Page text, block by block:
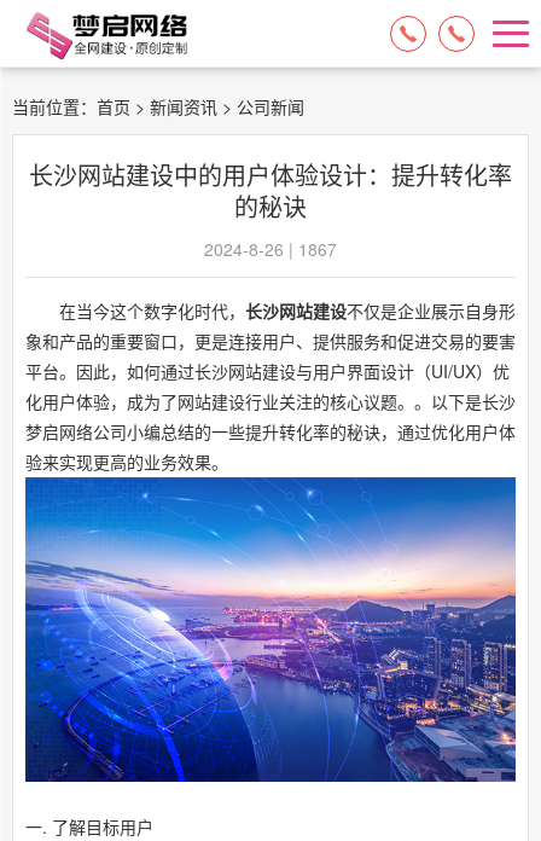
15084717329
当前位置： 首页 > 新闻资讯 > 公司新闻
长沙网站建设中的用户体验设计：提升转化率
的秘诀
2024-8-26 | 1867
在当今这个数字化时代， 长沙网站建设不仅是企业展示自身形
象和产品的重要窗口，更是连接用户、提供服务和促进交易的要害
平台。因此，如何通过长沙网站建设与用户界面设计（UI/UX）优
化用户体验，成为了网站建设行业关注的核心议题。。以下是长沙
梦启网络公司小编总结的一些提升转化率的秘诀，通过优化用户体
验来实现更高的业务效果。
一. 了解目标用户